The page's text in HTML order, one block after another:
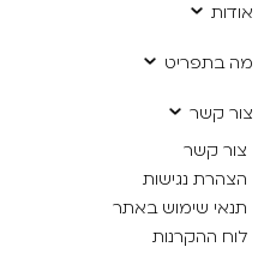
אודות
מה בתפריט
צור קשר
צור קשר
הצהרת נגישות
תנאי שימוש באתר
לוח ההקרנות